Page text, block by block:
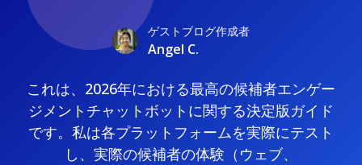
ゲストブログ作成者
Angel C.
これは、2026年における最高の候補者エンゲー
ジメントチャットボットに関する決定版ガイド
です。私は各プラットフォームを実際にテスト
し、実際の候補者の体験（ウェブ、